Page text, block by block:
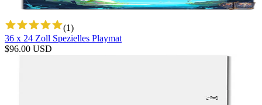
(1)
36 x 24 Zoll Spezielles Playmat
$96.00 USD